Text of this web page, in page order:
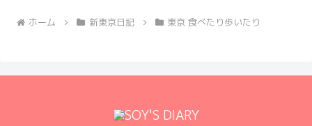
ホーム 新東京日記 東京 食べたり歩いたり